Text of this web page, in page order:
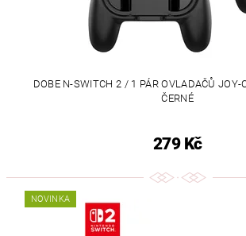
DOBE N-SWITCH 2 / 1 PÁR OVLADAČŮ
ČERNÉ
279 Kč
NOVINKA